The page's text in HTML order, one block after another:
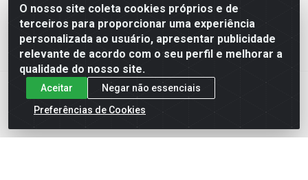
O nosso site coleta cookies próprios e de
terceiros para proporcionar uma experiência
personalizada ao usuário, apresentar publicidade
relevante de acordo com o seu perfil e melhorar a
qualidade do nosso site.
Aceitar
Negar não essenciais
Preferências de Cookies
Tel.: (11) 3314 6400
Av Vautier, 468 - Pari - São Paulo/SP
Issam Importação e Exportação LTDA - Av. Vautier, 468 - Pari, São
Paulo/ SP - CEP 03032-000 - CNPJ 00.327.385/0003-68